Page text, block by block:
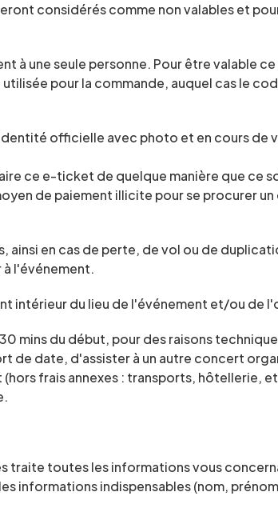
considérés comme non valables et
à une seule personne. Pour être valable
pour la commande, auquel cas le
officielle avec photo et en cours de
ce e-ticket de quelque manière que ce
de paiement illicite pour se procurer
en cas de perte, de vol ou de
l'événement.
intérieur du lieu de l'événement et/ou de
mins du début, pour des raisons
de date, d'assister à un autre concert
frais annexes : transports, hôtellerie,
toutes les informations vous
informations indispensables (nom,